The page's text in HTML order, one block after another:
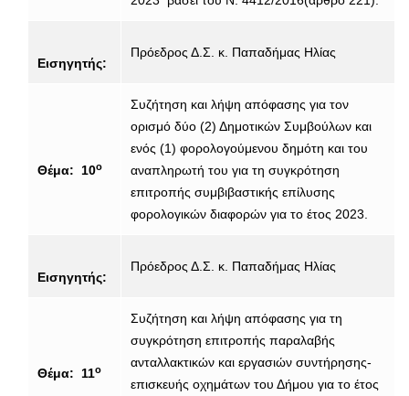
Εισηγητής:
Πρόεδρος Δ.Σ. κ. Παπαδήμας Ηλίας
Θέμα: 10ο
Συζήτηση και λήψη απόφασης για τον
ορισμό δύο (2) Δημοτικών Συμβούλων και
ενός (1) φορολογούμενου δημότη και του
αναπληρωτή του για τη συγκρότηση
επιτροπής συμβιβαστικής επίλυσης
φορολογικών διαφορών για το έτος 2023.
Εισηγητής:
Πρόεδρος Δ.Σ. κ. Παπαδήμας Ηλίας
Θέμα: 11ο
Συζήτηση και λήψη απόφασης για τη
συγκρότηση επιτροπής παραλαβής
ανταλλακτικών και εργασιών συντήρησης-
επισκευής οχημάτων του Δήμου για το έτος